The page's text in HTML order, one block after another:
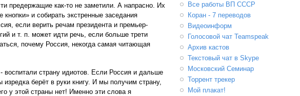
Все работы ВП СССР
Коран - 7 переводов
Видеоинформ
Голосовой чат Teamspeak
Архив кастов
Текстовый чат в Skype
Московский Семинар
Торрент трекер
Мой плакат!
предержащие как-то не заметили. А напрасно. Их
и собирать экстренные заседания
если верить речам президента и премьер-
и т. п. может идти речь, если больше трети
почему Россия, некогда самая читающая
страну идиотов. Если Россия и дальше
берёт в руки книгу. И мы получим страну,
у этой страны нет! Именно эти слова я